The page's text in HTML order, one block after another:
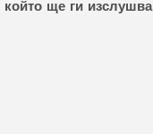
който ще ги изслушва